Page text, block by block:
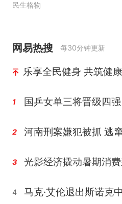
民生格物
网易热搜 每30分钟更新
乐享全民健身 共筑健
1 国乒女单三将晋级四强
2
3 光影经济撬动暑期消
4 马克·艾伦退出斯诺克